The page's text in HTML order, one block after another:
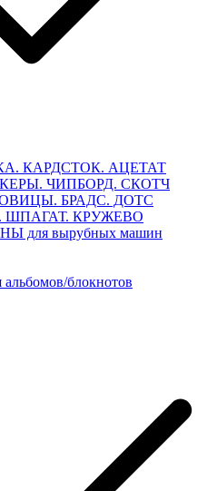
КАРДСТОК. АЦЕТАТ
ЧИПБОРД. СКОТЧ
БРАДС. ДОТС
ШПАГАТ. КРУЖЕВО
для вырубных машин
блокнотов